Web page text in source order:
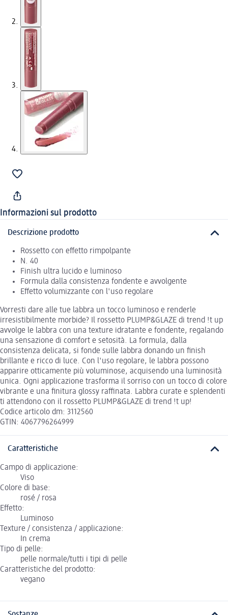
Informazioni sul prodotto
Descrizione prodotto
Rossetto con effetto rimpolpante
N. 40
Finish ultra lucido e luminoso
Formula dalla consistenza fondente e avvolgente
Effetto volumizzante con l'uso regolare
Vorresti dare alle tue labbra un tocco luminoso e renderle
irresistibilmente morbide? Il rossetto PLUMP&GLAZE di trend !t up
avvolge le labbra con una texture idratante e fondente, regalando
una sensazione di comfort e setosità. La formula, dalla
consistenza delicata, si fonde sulle labbra donando un finish
brillante e ricco di luce. Con l'uso regolare, le labbra possono
apparire otticamente più voluminose, acquisendo una luminosità
unica. Ogni applicazione trasforma il sorriso con un tocco di colore
vibrante e una finitura glossy raffinata. Labbra curate e splendenti
ti attendono con il rossetto PLUMP&GLAZE di trend !t up!
Codice articolo dm: 3112560
GTIN: 4067796264999
Caratteristiche
Campo di applicazione:
Viso
Colore di base:
rosé / rosa
Effetto:
Luminoso
Texture / consistenza / applicazione:
In crema
Tipo di pelle:
pelle normale/tutti i tipi di pelle
Caratteristiche del prodotto:
vegano